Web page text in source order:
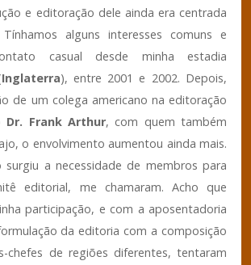
e editoração dele ainda era centrada
alguns interesses comuns e
casual desde minha estadia
Inglaterra), entre 2001 e 2002. Depois,
de um colega americano na editoração
Dr. Frank Arthur, com quem também
o envolvimento aumentou ainda mais.
a necessidade de membros para
editorial, me chamaram. Acho que
participação, e com a aposentadoria
da editoria com a composição
chefes de regiões diferentes, tentaram